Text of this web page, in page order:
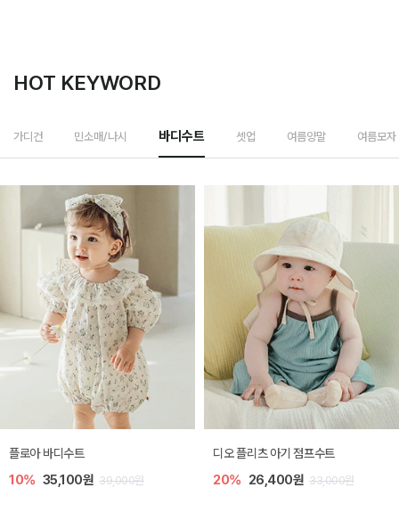
HOT KEYWORD
가디건 민소매/나시 바디수트 셋업 여름양말 여름모자
[SIZE ~6Y] 레티 라운지 셋업
30% 21,000원 30,000원
[SIZE ~6Y] 셸리 플리츠 쓰리피스 셋
업